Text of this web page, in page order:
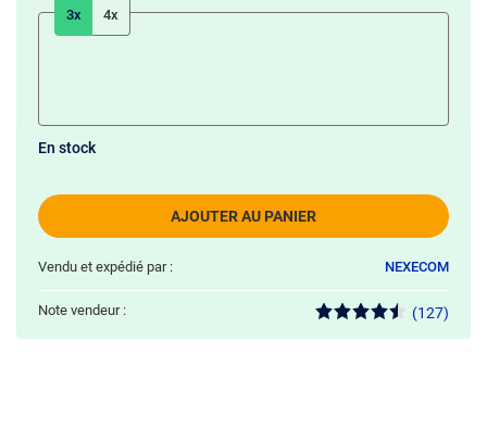
3x 4x
AJOUTER AU PANIER
En stock
Vendu et expédié par : NEXECOM
Note vendeur : (127)